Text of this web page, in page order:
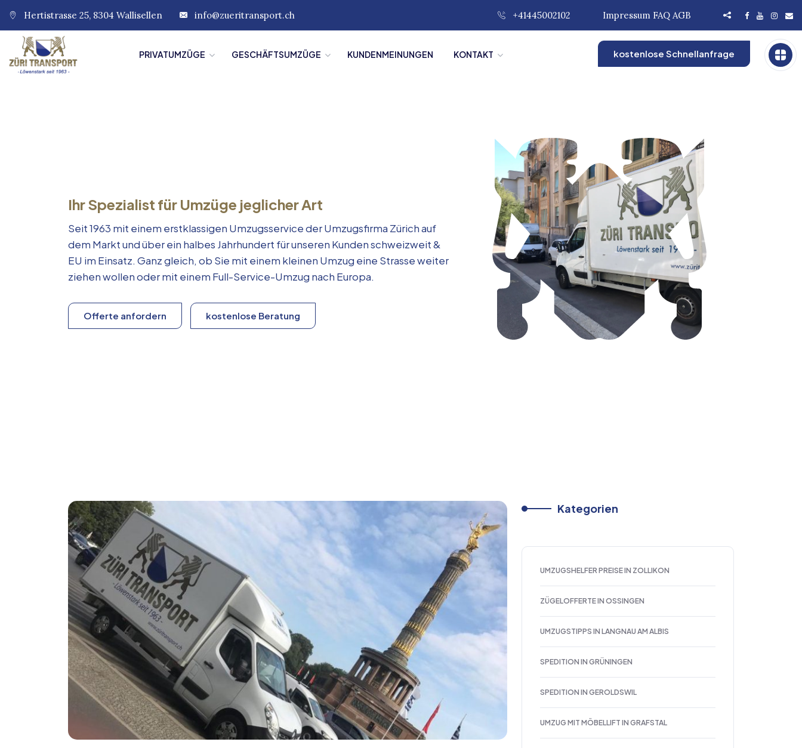
Hertistrasse 25, 8304 Wallisellen info@zueritransport.ch +41445002102 Impressum FAQ AGB
PRIVATUMZÜGE GESCHÄFTSUMZÜGE KUNDENMEINUNGEN KONTAKT kostenlose Schnellanfrage
Ihr Spezialist für Umzüge jeglicher Art
Seit 1963 mit einem erstklassigen Umzugsservice der Umzugsfirma Zürich auf
dem Markt und über ein halbes Jahrhundert für unseren Kunden schweizweit &
EU im Einsatz. Ganz gleich, ob Sie mit einem kleinen Umzug eine Strasse weiter
ziehen wollen oder mit einem Full-Service-Umzug nach Europa.
Offerte anfordern kostenlose Beratung
Kategorien
UMZUGSHELFER PREISE IN ZOLLIKON
ZÜGELOFFERTE IN OSSINGEN
UMZUGSTIPPS IN LANGNAU AM ALBIS
SPEDITION IN GRÜNINGEN
SPEDITION IN GEROLDSWIL
UMZUG MIT MÖBELLIFT IN GRAFSTAL